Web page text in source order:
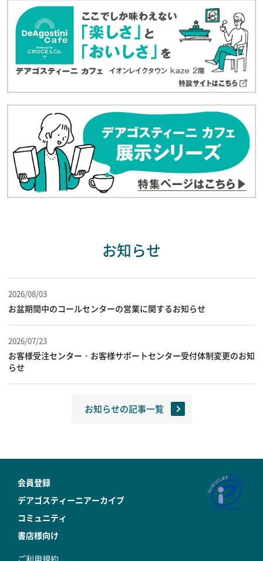
お知らせ
2026/08/03
お盆期間中のコールセンターの営業に関するお知らせ
2026/07/23
お客様受注センター・お客様サポートセンター受付体制変更のお知
らせ
お知らせの記事一覧
会員登録
デアゴスティーニアーカイブ
コミュニティ
書店様向け
ご利用規約